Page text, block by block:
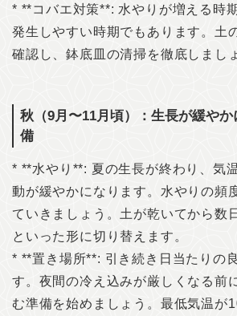
* **コバエ対策**: 水やりが増える時
発生しやすい時期でもあります。土
確認し、鉢底皿の清掃を徹底しまし
秋（9月〜11月頃）：生長が緩や
備
* **水やり**: 夏の生長が終わり、気
動が緩やかになります。水やりの頻
ていきましょう。土が乾いてから数
といった形に切り替えます。
* **置き場所**: 引き続き日当たりの
す。夜間の冷え込みが厳しくなる前
む準備を始めましょう。最低気温が